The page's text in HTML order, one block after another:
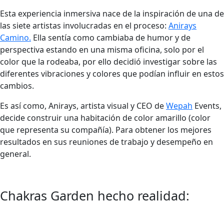
Esta experiencia inmersiva nace de la inspiración de una de
las siete artistas involucradas en el proceso: Anirays
Camino. Ella sentía como cambiaba de humor y de
perspectiva estando en una misma oficina, solo por el
color que la rodeaba, por ello decidió investigar sobre las
diferentes vibraciones y colores que podían influir en estos
cambios.
Es así como, Anirays, artista visual y CEO deWepah Events,
decide construir una habitación de color amarillo (color
que representa su compañía). Para obtener los mejores
resultados en sus reuniones de trabajo y desempeño en
general.
Chakras Garden hecho realidad: